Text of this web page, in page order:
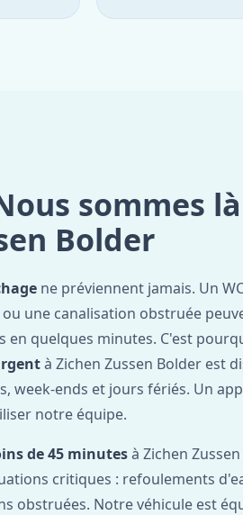
sommes
Bolder
ne préviennent jamais. Un
une canalisation obstruée
en quelques minutes. C'est
à Zichen Zussen Bolder est
week-ends et jours fériés. Un
notre équipe.
de 45 minutesà Zichen
critiques : refoulements
obstruées. Notre véhicule est